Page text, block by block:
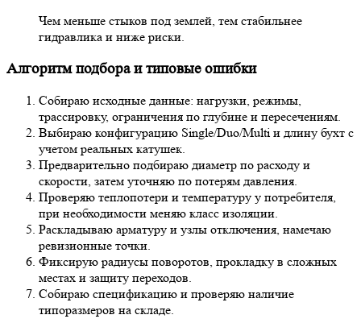
Чем меньше стыков под землей, тем стабильнее
гидравлика и ниже риски.
Алгоритм подбора и типовые ошибки
Собираю исходные данные: нагрузки, режимы,
трассировку, ограничения по глубине и пересечениям.
Выбираю конфигурацию Single/Duo/Multi и длину бухт с
учетом реальных катушек.
Предварительно подбираю диаметр по расходу и
скорости, затем уточняю по потерям давления.
Проверяю теплопотери и температуру у потребителя,
при необходимости меняю класс изоляции.
Раскладываю арматуру и узлы отключения, намечаю
ревизионные точки.
Фиксирую радиусы поворотов, прокладку в сложных
местах и защиту переходов.
Собираю спецификацию и проверяю наличие
типоразмеров на складе.